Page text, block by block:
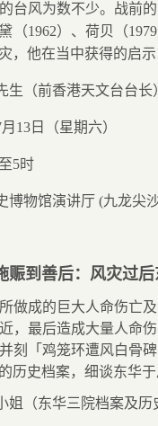
台风为数不少。战前
（1962）、荷贝（1979
，他在当中获得的启
生（前香港天文台台长
月 13 日（星期六）
5时
博物馆演讲厅 (九龙尖
赈到善后：风灾过后
做成的巨大人命伤亡
，最后造成大量人命
刻「鸡笼环遭风白骨
历史档案，细谈东华
姐（东华三院档案及历